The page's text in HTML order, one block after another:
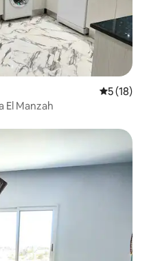
5 (18)
El Manzah